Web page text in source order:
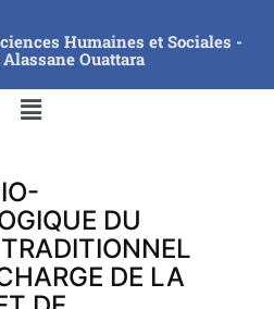
d’outils
Humaines et Sociales -
Ouattara
DU
DE LA